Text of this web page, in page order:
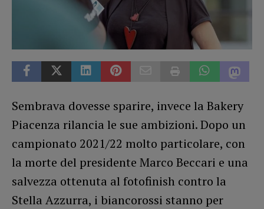
Sembrava dovesse sparire, invece la Bakery
Piacenza rilancia le sue ambizioni. Dopo un
campionato 2021/22 molto particolare, con
la morte del presidente Marco Beccari e una
salvezza ottenuta al fotofinish contro la
Stella Azzurra, i biancorossi stanno per